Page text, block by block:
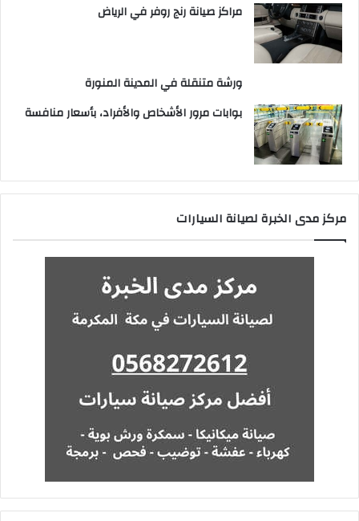
مراكز صيانة رنج روفر في الرياض
ورشة متنقلة في المدينة المنورة
بوابات مرور الأشخاص والأفراد، بأسعار منافسة
مركز مدى الخبرة لصيانة السيارات